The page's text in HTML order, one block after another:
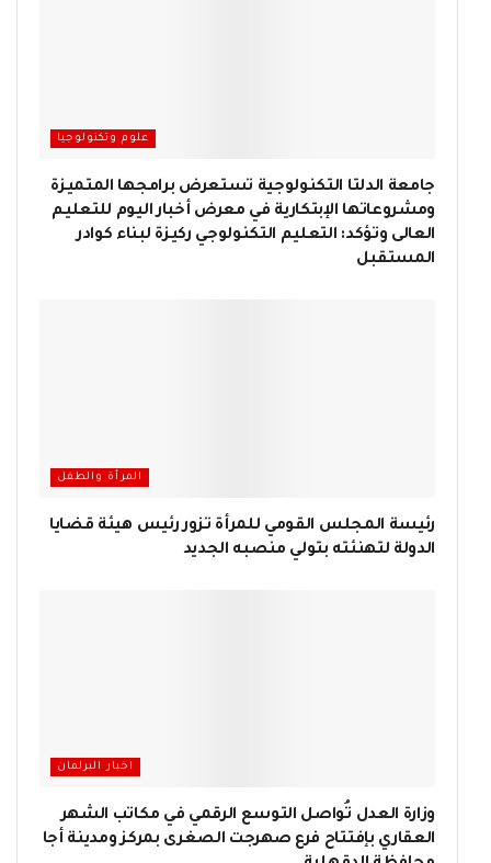
علوم وتكنولوجيا
جامعة الدلتا التكنولوجية تستعرض برامجها المتميزة
ومشروعاتها الإبتكارية في معرض أخبار اليوم للتعليم
العالى وتؤكد: التعليم التكنولوجي ركيزة لبناء كوادر
المستقبل
المرأة والطفل
رئيسة المجلس القومي للمرأة تزور رئيس هيئة قضايا
الدولة لتهنئته بتولي منصبه الجديد
اخبار البرلمان
وزارة العدل تُواصل التوسع الرقمي في مكاتب الشهر
العقاري بإفتتاح فرع صهرجت الصغرى بمركز ومدينة أجا